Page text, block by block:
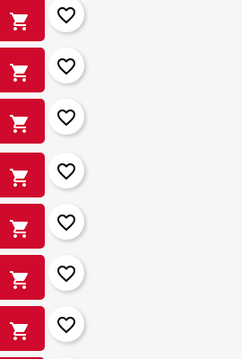
shopping_cart favorite_border
shopping_cart favorite_border
shopping_cart favorite_border
shopping_cart favorite_border
shopping_cart favorite_border
shopping_cart favorite_border
shopping_cart favorite_border